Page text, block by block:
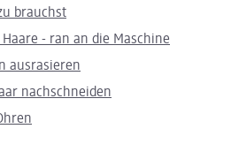
brauchst
- ran an die Maschine
ausrasieren
nachschneiden